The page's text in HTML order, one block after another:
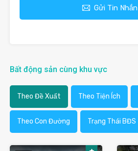
Gửi Tin Nhắn
Bất động sản cùng khu vực
Theo Đề Xuất Theo Tiện Ích
Theo Con Đường Trạng Thái BĐS